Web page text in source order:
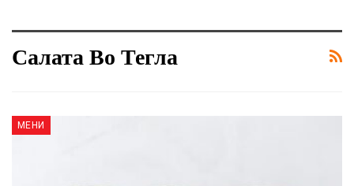
Салата Во Тегла
МЕНИ